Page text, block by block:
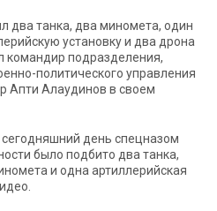
два танка, два миномета, один
установку и два дрона
командир подразделения,
политического управления
Апти Алаудинов в своем
день спецназом
было подбито два танка,
и одна артиллерийская